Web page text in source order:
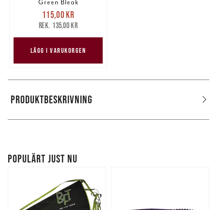
Green Bleak
Nuvarande pris
115,00 krTidigare pris
135,00 kr
115,00 kr
135,00 kr
LÄGG I VARUKORGEN
PRODUKTBESKRIVNING
POPULÄRT JUST NU